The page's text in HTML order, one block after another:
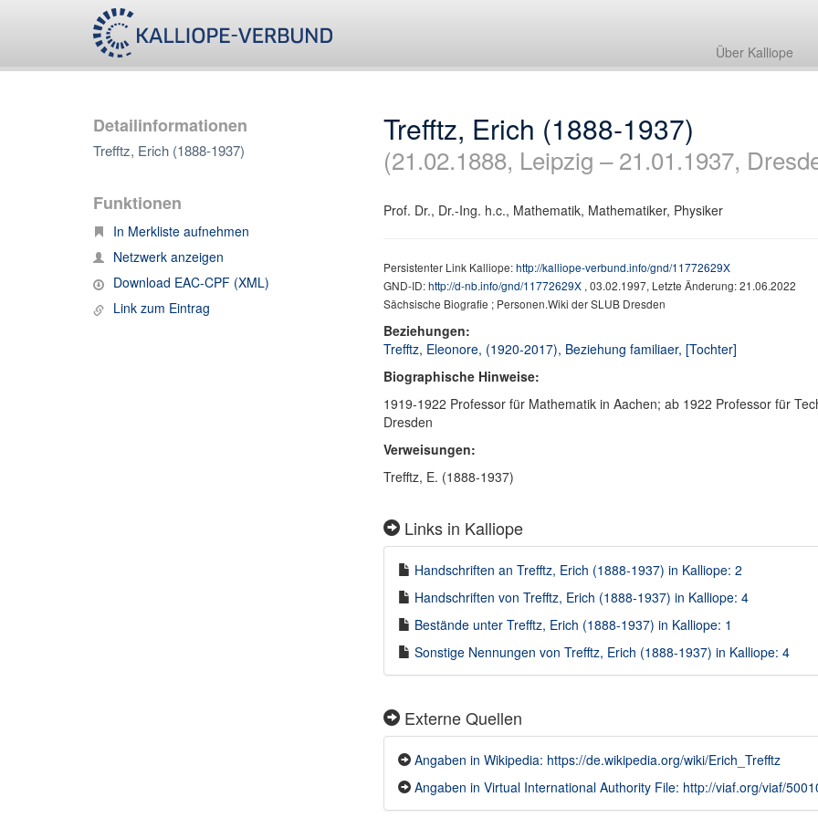
Über Kalliope
Detailinformationen
Trefftz, Erich (1888-1937)
Funktionen
In Merkliste aufnehmen
Netzwerk anzeigen
Download EAC-CPF (XML)
Link zum Eintrag
Trefftz, Erich (1888-1937)
(21.02.1888, Leipzig – 21.01.1937,
Prof. Dr., Dr.-Ing. h.c., Mathematik, Mathematiker, Physiker
Persistenter Link Kalliope:http://kalliope-verbund.info/gnd/11772629X
GND-ID:http://d-nb.info/gnd/11772629X , 03.02.1997, Letzte Änderung: 21.06.2022
Sächsische Biografie ; Personen.Wiki der SLUB Dresden
Beziehungen:
Trefftz, Eleonore, (1920-2017), Beziehung familiaer, [Tochter]
Biographische Hinweise:
1919-1922 Professor für Mathematik in Aachen; ab 1922 Professor für
Dresden
Verweisungen:
Trefftz, E. (1888-1937)
Links in Kalliope
Handschriften an Trefftz, Erich (1888-1937) in Kalliope: 2
Handschriften von Trefftz, Erich (1888-1937) in Kalliope: 4
Bestände unter Trefftz, Erich (1888-1937) in Kalliope: 1
Sonstige Nennungen von Trefftz, Erich (1888-1937) in Kalliope: 4
Externe Quellen
Angaben in Wikipedia: https://de.wikipedia.org/wiki/Erich_Trefftz
Angaben in Virtual International Authority File: http://viaf.org/viaf/